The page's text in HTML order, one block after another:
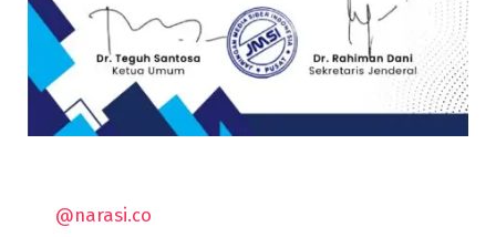
@narasi.co